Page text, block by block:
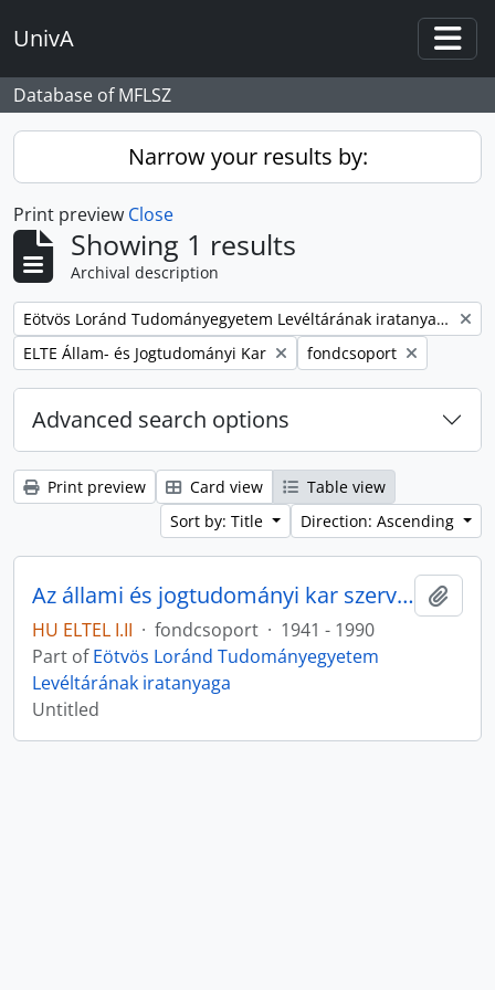
UnivA
Database of MFLSZ
Narrow your results by:
Print preview Close
Showing 1 results
Archival description
Remove filter:
Eötvös Loránd Tudományegyetem Levéltárának iratanyaga
Remove filter:
ELTE Állam- és Jogtudományi Kar Remove filter:
fondcsoport
Advanced search options
Print preview Card view
Table view
Sort by: Title
Direction: Ascending
Az állami és jogtudományi kar szervezeti egységei
HU ELTEL I.II · fondcsoport · 1941 - 1990
Part ofEötvös Loránd Tudományegyetem
Levéltárának iratanyaga
Untitled